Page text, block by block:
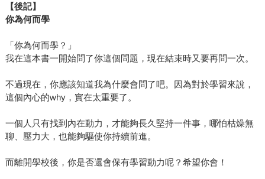
【後記】
你為何而學
「你為何而學？」
我在這本書一開始問了你這個問題，現在結束時又要再問一次。
不過現在，你應該知道我為什麼會問了吧。因為對於學習來說，
這個內心的why，實在太重要了。
一個人只有找到內在動力，才能夠長久堅持一件事，哪怕枯燥無
聊、壓力大，也能夠驅使你持續前進。
而離開學校後，你是否還會保有學習動力呢？希望你會！